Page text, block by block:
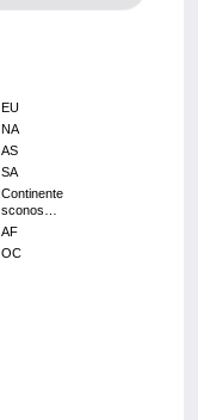
EU
NA
AS
SA
Continente
sconos…
AF
OC